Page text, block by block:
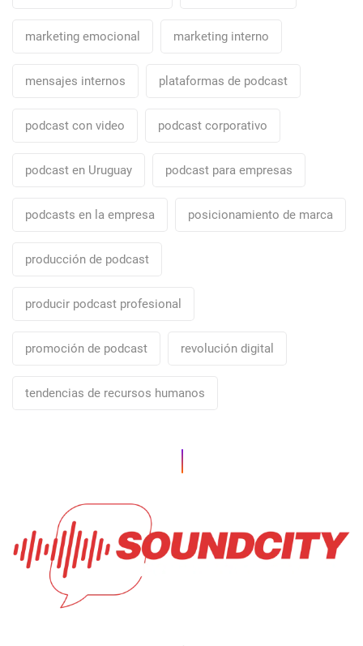
marketing emocional marketing interno
mensajes internos plataformas de podcast
podcast con video podcast corporativo
podcast en Uruguay podcast para empresas
podcasts en la empresa posicionamiento de marca
producción de podcast
producir podcast profesional
promoción de podcast revolución digital
tendencias de recursos humanos